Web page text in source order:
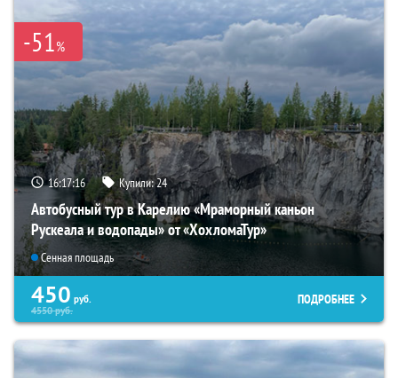
-51%
16:17:15 Купили:24
Автобусный тур в Карелию «Мраморный каньон
Рускеала и водопады» от «ХохломаТур»
Сенная площадь
450 руб.
4550руб.
ПОДРОБНЕЕ